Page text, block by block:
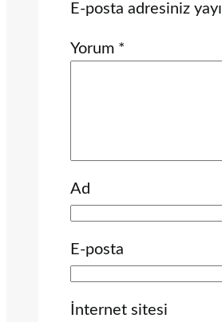
E-posta adresiniz
Yorum *
Ad
E-posta
İnternet sitesi